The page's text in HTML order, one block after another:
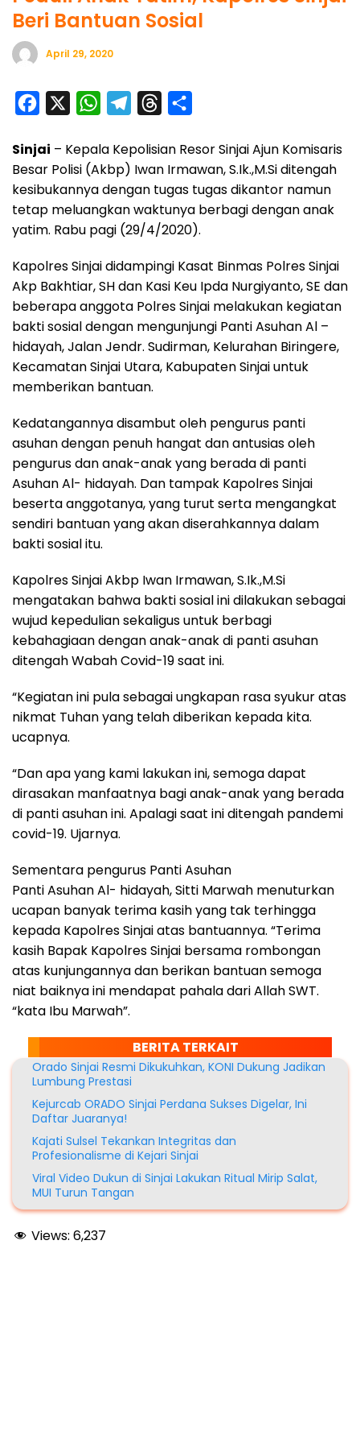
Beri Bantuan Sosial
April 29, 2020
c
e
b
o
k
W
a
t
s
A
p
l
e
g
r
m
r
e
a
d
a
r
e
Sinjai – Kepala Kepolisian Resor Sinjai Ajun Komisaris
Besar Polisi (Akbp) Iwan Irmawan, S.Ik.,M.Si ditengah
kesibukannya dengan tugas tugas dikantor namun
tetap meluangkan waktunya berbagi dengan anak
yatim. Rabu pagi (29/4/2020).
Kapolres Sinjai didampingi Kasat Binmas Polres Sinjai
Akp Bakhtiar, SH dan Kasi Keu Ipda Nurgiyanto, SE dan
beberapa anggota Polres Sinjai melakukan kegiatan
bakti sosial dengan mengunjungi Panti Asuhan Al –
hidayah, Jalan Jendr. Sudirman, Kelurahan Biringere,
Kecamatan Sinjai Utara, Kabupaten Sinjai untuk
memberikan bantuan.
Kedatangannya disambut oleh pengurus panti
asuhan dengan penuh hangat dan antusias oleh
pengurus dan anak-anak yang berada di panti
Asuhan Al- hidayah. Dan tampak Kapolres Sinjai
beserta anggotanya, yang turut serta mengangkat
sendiri bantuan yang akan diserahkannya dalam
bakti sosial itu.
Kapolres Sinjai Akbp Iwan Irmawan, S.Ik.,M.Si
mengatakan bahwa bakti sosial ini dilakukan sebagai
wujud kepedulian sekaligus untuk berbagi
kebahagiaan dengan anak-anak di panti asuhan
ditengah Wabah Covid-19 saat ini.
“Kegiatan ini pula sebagai ungkapan rasa syukur atas
nikmat Tuhan yang telah diberikan kepada kita.
ucapnya.
“Dan apa yang kami lakukan ini, semoga dapat
dirasakan manfaatnya bagi anak-anak yang berada
di panti asuhan ini. Apalagi saat ini ditengah pandemi
covid-19. Ujarnya.
Sementara pengurus Panti Asuhan
Panti Asuhan Al- hidayah, Sitti Marwah menuturkan
ucapan banyak terima kasih yang tak terhingga
kepada Kapolres Sinjai atas bantuannya. “Terima
kasih Bapak Kapolres Sinjai bersama rombongan
atas kunjungannya dan berikan bantuan semoga
niat baiknya ini mendapat pahala dari Allah SWT.
“kata Ibu Marwah”.
BERITA TERKAIT
Orado Sinjai Resmi Dikukuhkan, KONI Dukung Jadikan
Lumbung Prestasi
Kejurcab ORADO Sinjai Perdana Sukses Digelar, Ini
Daftar Juaranya!
Kajati Sulsel Tekankan Integritas dan
Profesionalisme di Kejari Sinjai
Viral Video Dukun di Sinjai Lakukan Ritual Mirip Salat,
MUI Turun Tangan
Views: 6,237